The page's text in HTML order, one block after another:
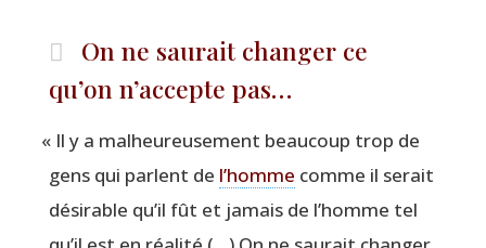
On ne saurait changer ce
qu’on n’accepte pas…
« Il y a mal­heu­reu­se­ment beau­coup trop de
gens qui parlent de l’homme comme il serait
dési­rable qu’il fût et jamais de l’homme tel